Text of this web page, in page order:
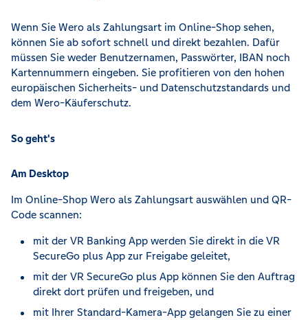
Wenn Sie Wero als Zahlungsart im Online-Shop sehen,
können Sie ab sofort schnell und direkt bezahlen. Dafür
müssen Sie weder Benutzernamen, Passwörter, IBAN noch
Kartennummern eingeben. Sie profitieren von den hohen
europäischen Sicherheits- und Datenschutzstandards und
dem Wero-Käuferschutz.
So geht's
Am Desktop
Im Online-Shop Wero als Zahlungsart auswählen und QR-
Code scannen:
mit der VR Banking App werden Sie direkt in die VR
SecureGo plus App zur Freigabe geleitet,
mit der VR SecureGo plus App können Sie den Auftrag
direkt dort prüfen und freigeben, und
mit Ihrer Standard-Kamera-App gelangen Sie zu einer